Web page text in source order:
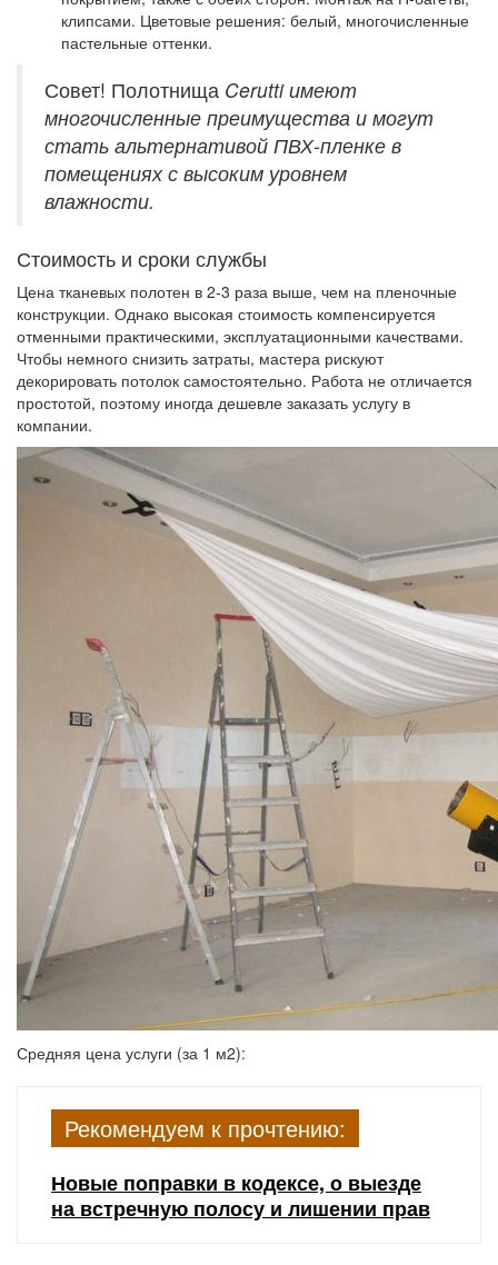
клипсами. Цветовые решения: белый, многочисленные
пастельные оттенки.
Совет! Полотнища Cerutti имеют
многочисленные преимущества и могут
стать альтернативой ПВХ-пленке в
помещениях с высоким уровнем
влажности.
Стоимость и сроки службы
Цена тканевых полотен в 2-3 раза выше, чем на пленочные
конструкции. Однако высокая стоимость компенсируется
отменными практическими, эксплуатационными качествами.
Чтобы немного снизить затраты, мастера рискуют
декорировать потолок самостоятельно. Работа не отличается
простотой, поэтому иногда дешевле заказать услугу в
компании.
Средняя цена услуги (за 1 м2):
Рекомендуем к прочтению:
Новые поправки в кодексе, о выезде
на встречную полосу и лишении прав